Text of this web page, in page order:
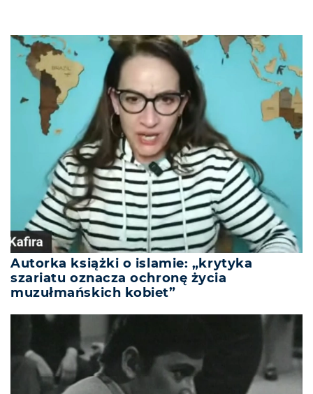
Autorka książki o islamie: „krytyka
szariatu oznacza ochronę życia
muzułmańskich kobiet”